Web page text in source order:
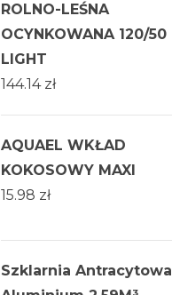
ROLNO-LEŚNA
OCYNKOWANA 120/50
LIGHT
144.14 zł
AQUAEL WKŁAD
KOKOSOWY MAXI
15.98 zł
Szklarnia Antracytowa